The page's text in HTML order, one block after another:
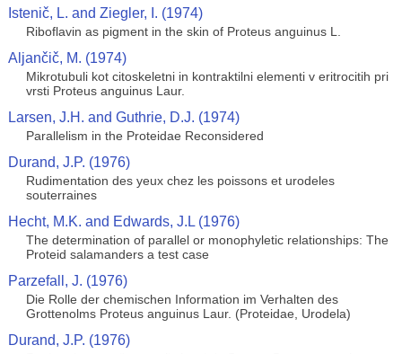
Istenič, L. and Ziegler, I. (1974)
Riboflavin as pigment in the skin of Proteus anguinus L.
Aljančič, M. (1974)
Mikrotubuli kot citoskeletni in kontraktilni elementi v eritrocitih pri
vrsti Proteus anguinus Laur.
Larsen, J.H. and Guthrie, D.J. (1974)
Parallelism in the Proteidae Reconsidered
Durand, J.P. (1976)
Rudimentation des yeux chez les poissons et urodeles
souterraines
Hecht, M.K. and Edwards, J.L (1976)
The determination of parallel or monophyletic relationships: The
Proteid salamanders a test case
Parzefall, J. (1976)
Die Rolle der chemischen Information im Verhalten des
Grottenolms Proteus anguinus Laur. (Proteidae, Urodela)
Durand, J.P. (1976)